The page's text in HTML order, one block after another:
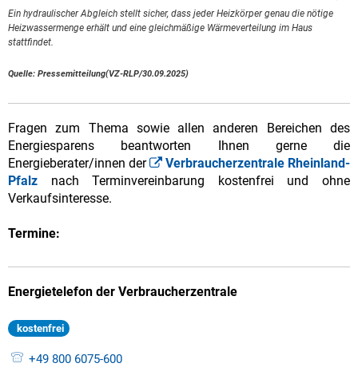
Ein hydraulischer Abgleich stellt sicher, dass jeder Heizkörper genau die nötige
Heizwassermenge erhält und eine gleichmäßige Wärmeverteilung im Haus
stattfindet.
Quelle: Pressemitteilung(VZ-RLP/30.09.2025)
Fragen zum Thema sowie allen anderen Bereichen des
Energiesparens beantworten Ihnen gerne die
Energieberater/innen der
Verbraucherzentrale Rheinland-
Pfalz nach Terminvereinbarung kostenfrei und ohne
Verkaufsinteresse.
Termine:
Energietelefon der Verbraucherzentrale
kostenfrei
+49 800 6075-600